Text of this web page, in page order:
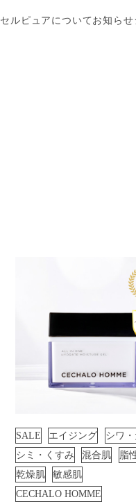
セルピュアについて お知らせ
SALE エイジング
シワ
シミ・くすみ
混合肌
脂
乾燥肌
敏感肌
CECHALO HOMME